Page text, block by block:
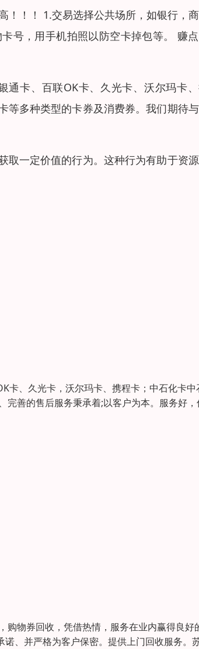
！！！ 1.交易选择公共场所，如银行，
号，用手机拍照以防空卡掉包等。 赚
通卡、百联OK卡、久光卡、沃尔玛卡
等多种类型的卡券及消费券。我们期待
取一定价值的行为。这种行为有助于资
卡、久光卡，沃尔玛卡、携程卡；中石化卡中
完善的售后服务秉承着;以客户为本。服务好，
购物券回收，凭借热情，服务在业内赢得良好
、并严格为客户保密。提供上门回收服务。